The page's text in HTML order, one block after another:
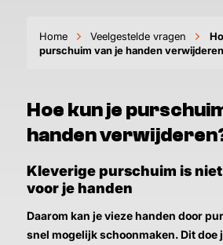
Home Veelgestelde vragen
purschuim van je handen
Hoe kun je
handen
Kleverige purschuim is
voor je handen
Daarom kan je vieze handen door
snel mogelijk schoonmaken. Dit doe